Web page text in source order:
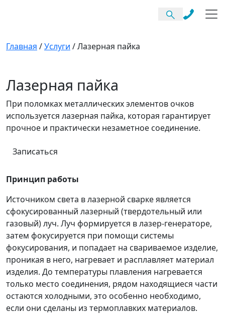
Главная /Услуги /Лазерная пайка
Лазерная пайка
При поломках металлических элементов очков
используется лазерная пайка, которая гарантирует
прочное и практически незаметное соединение.
Записаться
Принцип работы
Источником света в лазерной сварке является
сфокусированный лазерный (твердотельный или
газовый) луч. Луч формируется в лазер-генераторе,
затем фокусируется при помощи системы
фокусирования, и попадает на свариваемое изделие,
проникая в него, нагревает и расплавляет материал
изделия. До температуры плавления нагревается
только место соединения, рядом находящиеся части
остаются холодными, это особенно необходимо,
если они сделаны из термоплавких материалов.